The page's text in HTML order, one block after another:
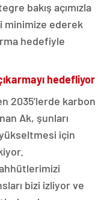
bakış açımızla
minimize ederek
hedefiyle
hedefliyor
2035’lerde karbon
Ak, şunları
için
bizi izliyor ve